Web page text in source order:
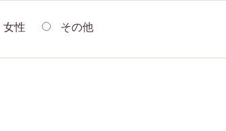
女性 その他